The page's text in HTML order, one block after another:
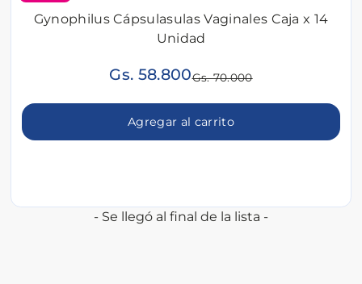
Gynophilus Cápsulasulas Vaginales Caja x 14
Unidad
Gs. 58.800Gs. 70.000
Agregar al carrito
- Se llegó al final de la lista -